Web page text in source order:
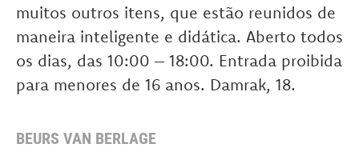
muitos outros itens, que estão reunidos de
maneira inteligente e didática. Aberto todos
os dias, das 10:00 – 18:00. Entrada proibida
para menores de 16 anos. Damrak, 18.
BEURS VAN BERLAGE